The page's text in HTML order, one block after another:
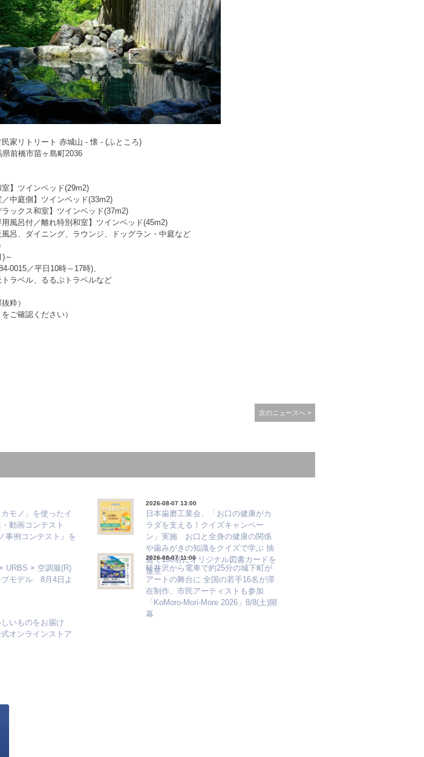
リトリート 赤城山 - 懐 - (ふところ)
橋市苗ヶ島町2036
インベッド(29m2)
】ツインベッド(33m2)
和室】ツインベッド(37m2)
／離れ特別和室】ツインベッド(45m2)
呂、ダイニング、ラウンジ、ドッグラン・中庭など
～
0015／平日10時～17時)、
ル、るるぶトラベルなど
粋）
ご確認ください）
次のニュースへ >
モノ」を使ったイ
動画コンテスト
事例コンテスト』を
2026-08-07 13:00
日本歯磨工業会、「お口の健康がカ
ラダを支える！クイズキャンペー
ン」実施 お口と全身の健康の関係
や歯みがきの知識をクイズで学ぶ 抽
選で100名にオリジナル図書カードを
進呈
URBS × 空調服(R)
ブモデル 8月4日よ
2026-08-07 11:00
軽井沢から電車で約25分の城下町が
アートの舞台に 全国の若手16名が滞
在制作、市民アーティストも参加
「KoMoro-Mori-More 2026」8/8(土)開
幕
しいものをお届け
式オンラインストア